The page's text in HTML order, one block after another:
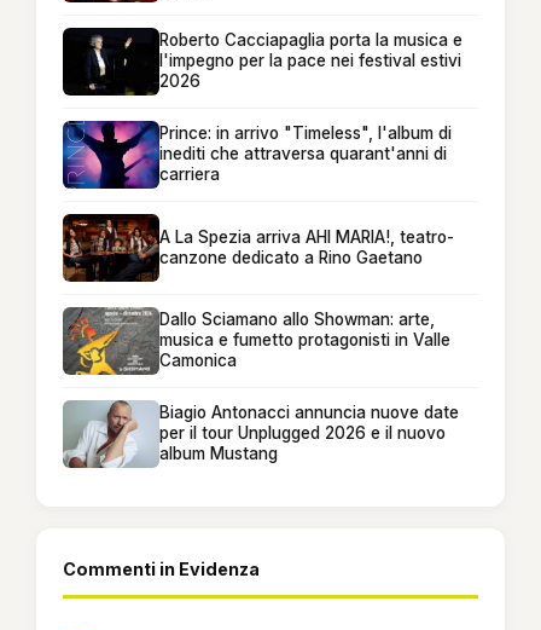
Roberto Cacciapaglia porta la musica e
l'impegno per la pace nei festival estivi
2026
Prince: in arrivo "Timeless", l'album di
inediti che attraversa quarant'anni di
carriera
A La Spezia arriva AHI MARIA!, teatro-
canzone dedicato a Rino Gaetano
Dallo Sciamano allo Showman: arte,
musica e fumetto protagonisti in Valle
Camonica
Biagio Antonacci annuncia nuove date
per il tour Unplugged 2026 e il nuovo
album Mustang
Commenti in Evidenza